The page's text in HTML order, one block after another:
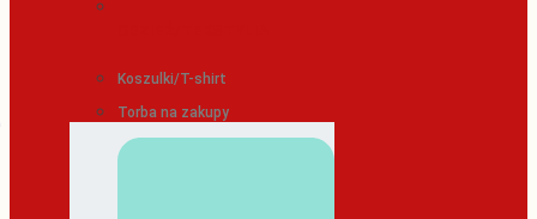
Koszulki/T-shirt
Torba na zakupy